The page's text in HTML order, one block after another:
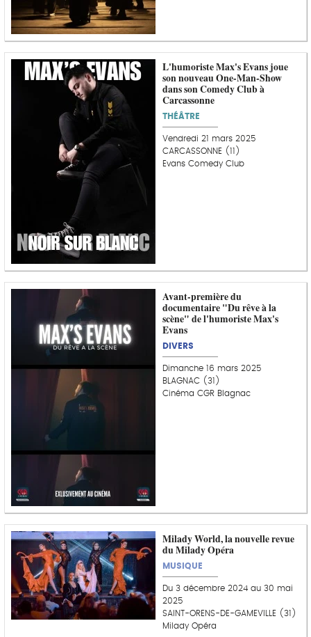
L'humoriste Max's Evans joue
son nouveau One-Man-Show
dans son Comedy Club à
Carcassonne
THÉÂTRE
Vendredi 21 mars 2025
CARCASSONNE (11)
Evans Comedy Club
Avant-première du
documentaire "Du rêve à la
scène" de l'humoriste Max's
Evans
DIVERS
Dimanche 16 mars 2025
BLAGNAC (31)
Cinéma CGR Blagnac
Milady World, la nouvelle revue
du Milady Opéra
MUSIQUE
Du 3 décembre 2024 au 30 mai
2025
SAINT-ORENS-DE-GAMEVILLE (31)
Milady Opéra